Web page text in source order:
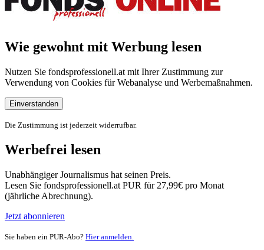
Wie gewohnt mit Werbung lesen
Nutzen Sie fondsprofessionell.at mit Ihrer Zustimmung zur
Verwendung von Cookies für Webanalyse und Werbemaßnahmen.
Einverstanden
Die Zustimmung ist jederzeit widerrufbar.
Werbefrei lesen
Unabhängiger Journalismus hat seinen Preis.
Lesen Sie fondsprofessionell.at PUR für 27,99€ pro Monat
(jährliche Abrechnung).
Jetzt abonnieren
Sie haben ein PUR-Abo? Hier anmelden.